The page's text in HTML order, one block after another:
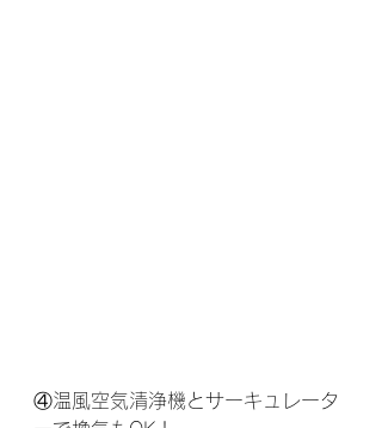
④温風空気清浄機とサーキュレータ